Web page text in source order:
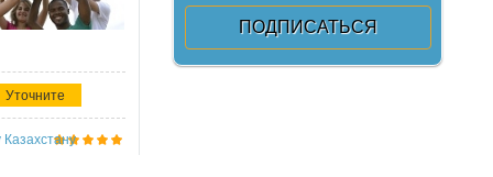
Уточните
Казахстану